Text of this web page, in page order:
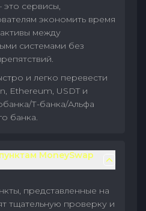
сервисы,
экономить время
между
системами без
и легко перевести
Ethereum, USDT и
Т-банка/Альфа
банка.
MoneySwap
представленные на
тщательную проверку и